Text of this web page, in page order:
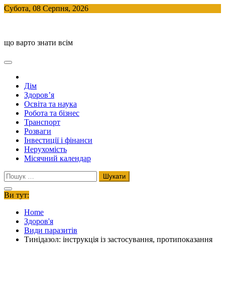
Skip
Субота, 08 Серпня, 2026
що варто знати всім
Дім
Здоров’я
Освіта та наука
Робота та бізнес
Транспорт
Розваги
Інвестиції і фінанси
Нерухомість
Місячний календар
Пошук:
Ви тут:
Home
Здоров'я
Види паразитів
Тинідазол: інструкція із застосування, протипоказання